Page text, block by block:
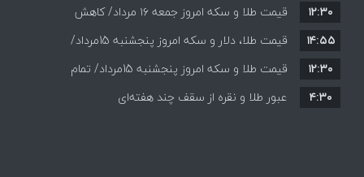
قیمت طلا و سکه امروز جمعه ۱۶ مرداد/ کاهش
قیمت ها+ جدول و جزییات
۱۲:۳۰
قیمت طلا، دلار و سکه امروز پنجشنبه 15مرداد/
افزایش قیمت ها + جدول
۱۴:۵۵
قیمت طلا و سکه امروز پنجشنبه 15مرداد/ تمام
قیمت ها بر مدار افزایش + جدول
۱۲:۳۰
عبور طلا و نقره از سقف چند هفته‌ای
۴:۳۰